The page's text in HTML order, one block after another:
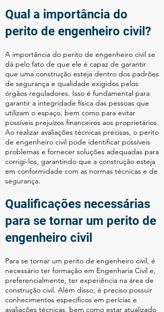
Qual a importância do
perito de engenheiro civil?
A importância do perito de engenheiro civil se
dá pelo fato de que ele é capaz de garantir
que uma construção esteja dentro dos padrões
de segurança e qualidade exigidos pelos
órgãos reguladores. Isso é fundamental para
garantir a integridade física das pessoas que
utilizam o espaço, bem como para evitar
possíveis prejuízos financeiros aos proprietários.
Ao realizar avaliações técnicas precisas, o perito
de engenheiro civil pode identificar possíveis
problemas e fornecer soluções adequadas para
corrigi-los, garantindo que a construção esteja
em conformidade com as normas técnicas e de
segurança.
Qualificações necessárias
para se tornar um perito de
engenheiro civil
Para se tornar um perito de engenheiro civil, é
necessário ter formação em Engenharia Civil e,
preferencialmente, ter experiência na área de
construção civil. Além disso, é preciso possuir
conhecimentos específicos em perícias e
avaliações técnicas, bem como estar atualizado